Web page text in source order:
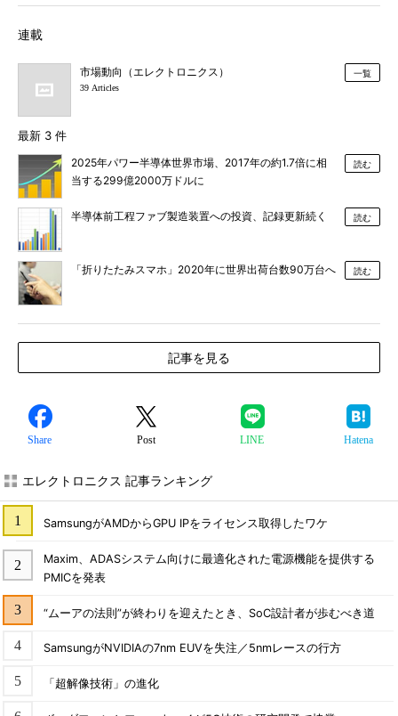
連載
市場動向（エレクトロニクス）
39 Articles
一覧
最新 3 件
2025年パワー半導体世界市場、2017年の約1.7倍に相
当する299億2000万ドルに
読む
半導体前工程ファブ製造装置への投資、記録更新続く 読む
「折りたたみスマホ」2020年に世界出荷台数90万台へ 読む
記事を見る
Share Post LINE Hatena
エレクトロニクス 記事ランキング
SamsungがAMDからGPU IPをライセンス取得したワケ
Maxim、ADASシステム向けに最適化された電源機能を提供する
PMICを発表
“ムーアの法則”が終わりを迎えたとき、SoC設計者が歩むべき道
SamsungがNVIDIAの7nm EUVを失注／5nmレースの行方
「超解像技術」の進化